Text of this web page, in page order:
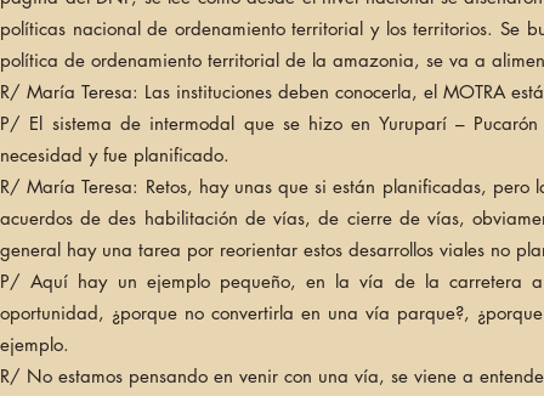
políticas nacional de ordenamiento territorial y los territorios. Se
política de ordenamiento territorial de la amazonia, se va a
R/ María Teresa: Las instituciones deben conocerla, el MOTRA
P/ El sistema de intermodal que se hizo en Yuruparí –
necesidad y fue planificado.
R/ María Teresa: Retos, hay unas que si están planificadas,
acuerdos de des habilitación de vías, de cierre de vías,
general hay una tarea por reorientar estos desarrollos viales no
P/ Aquí hay un ejemplo pequeño, en la vía de la carretera
oportunidad, ¿porque no convertirla en una vía parque?,
ejemplo.
R/ No estamos pensando en venir con una vía, se viene a